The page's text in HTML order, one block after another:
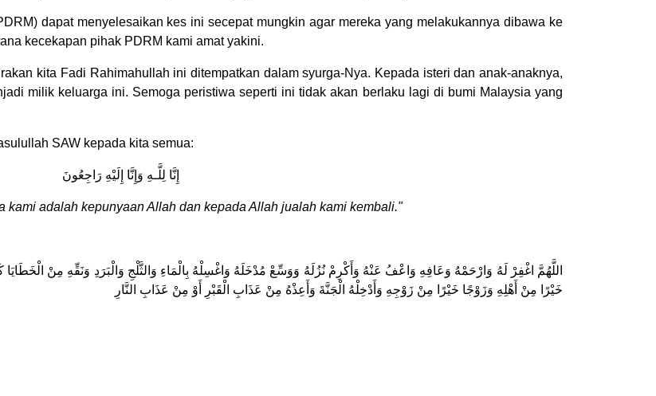
dapat menyelesaikan kes ini secepat mungkin agar mereka yang melakukannya dibawa ke
kecekapan pihak PDRM kami amat yakini.
kita Fadi Rahimahullah ini ditempatkan dalam syurga-Nya. Kepada isteri dan anak-anaknya,
milik keluarga ini. Semoga peristiwa seperti ini tidak akan berlaku lagi di bumi Malaysia yang
SAW kepada kita semua:
إِنَّا لِلَّـهِ وَإِنَّا إِلَيْهِ رَاجِعُونَ
kami adalah kepunyaan Allah dan kepada Allah jualah kami kembali."
اللَّهُمَّ اغْفِرْ لَهُ وَارْحَمْهُ وَعَافِهِ وَاعْفُ عَنْهُ وَأَكْرِمْ نُزُلَهُ وَوَسِّعْ مُدْخَلَهُ وَاغْسِلْهُ بِالْمَاءِ وَالثَّلْجِ وَالْبَرَدِ وَنَقِّهِ مِنْ
خَيْرًا مِنْ أَهْلِهِ وَزَوْجًا خَيْرًا مِنْ زَوْجِهِ وَأَدْخِلْهُ الْجَنَّةَ وَأَعِذْهُ مِنْ عَذَابِ الْقَبْرِ أَوْ مِنْ عَذَابِ النَّارِ